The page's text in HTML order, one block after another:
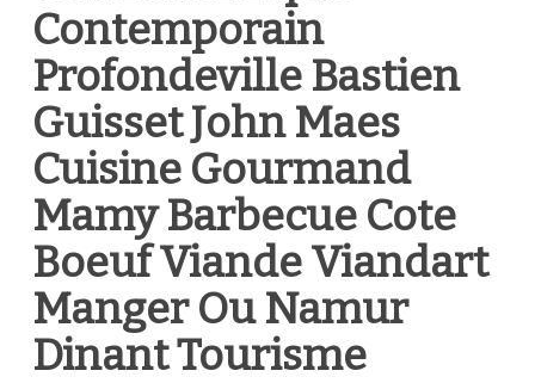
Contemporain
Profondeville Bastien
Guisset John Maes
Cuisine Gourmand
Mamy Barbecue Cote
Boeuf Viande Viandart
Manger Ou Namur
Dinant Tourisme